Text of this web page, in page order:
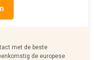
met de beste
de europese